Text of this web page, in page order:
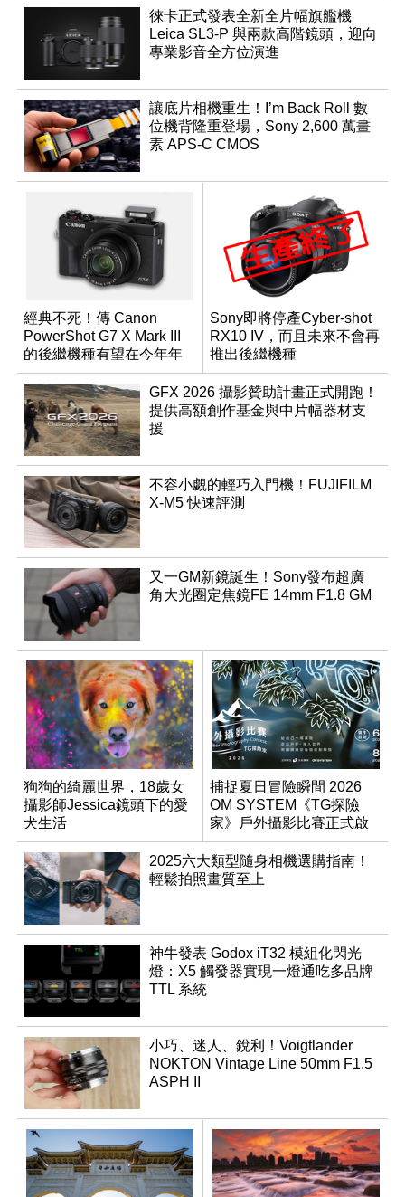
徠卡正式發表全新全片幅旗艦機
Leica SL3-P 與兩款高階鏡頭，迎向
專業影音全方位演進
讓底片相機重生！I’m Back Roll 數
位機背隆重登場，Sony 2,600 萬畫
素 APS-C CMOS
經典不死！傳 Canon
PowerShot G7 X Mark III
的後繼機種有望在今年年
底前推出？
Sony即將停產Cyber​​-shot
RX10 IV，而且未來不會再
推出後繼機種
GFX 2026 攝影贊助計畫正式開跑！
提供高額創作基金與中片幅器材支
援
不容小覷的輕巧入門機！FUJIFILM
X-M5 快速評測
又一GM新鏡誕生！Sony發布超廣
角大光圈定焦鏡FE 14mm F1.8 GM
狗狗的綺麗世界，18歲女
攝影師Jessica鏡頭下的愛
犬生活
捕捉夏日冒險瞬間 2026
OM SYSTEM《TG探險
家》戶外攝影比賽正式啟
動
2025六大類型隨身相機選購指南！
輕鬆拍照畫質至上
神牛發表 Godox iT32 模組化閃光
燈：X5 觸發器實現一燈通吃多品牌
TTL 系統
小巧、迷人、銳利！Voigtlander
NOKTON Vintage Line 50mm F1.5
ASPH II